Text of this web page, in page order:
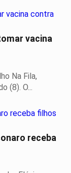
vacina
Na Fila,
O...
receba